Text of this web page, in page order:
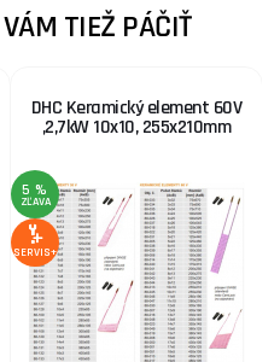
TIEŽ PÁČIŤ
DHC Keramický element 60V
,2,7kW 10x10, 255x210mm
5 %
ZĽAVA
SERVIS+